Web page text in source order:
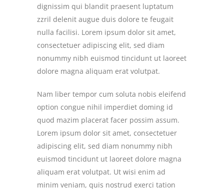
dignissim qui blandit praesent luptatum
zzril delenit augue duis dolore te feugait
nulla facilisi. Lorem ipsum dolor sit amet,
consectetuer adipiscing elit, sed diam
nonummy nibh euismod tincidunt ut laoreet
dolore magna aliquam erat volutpat.
Nam liber tempor cum soluta nobis eleifend
option congue nihil imperdiet doming id
quod mazim placerat facer possim assum.
Lorem ipsum dolor sit amet, consectetuer
adipiscing elit, sed diam nonummy nibh
euismod tincidunt ut laoreet dolore magna
aliquam erat volutpat. Ut wisi enim ad
minim veniam, quis nostrud exerci tation